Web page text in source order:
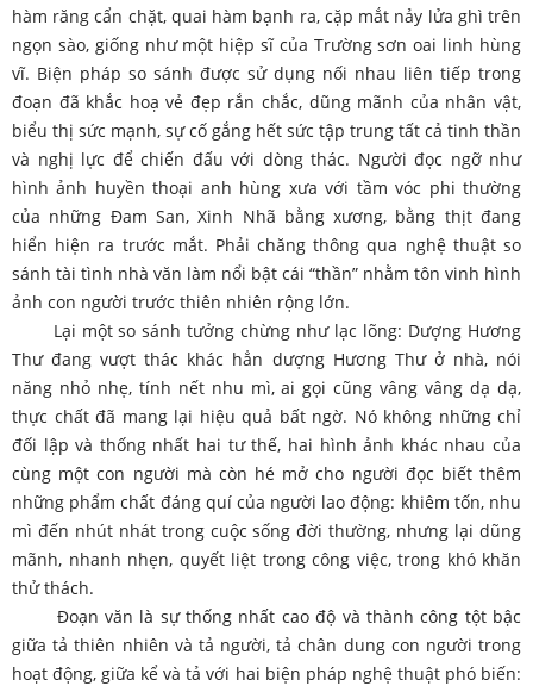
hàm răng cẩn chặt, quai hàm bạnh ra, cặp mắt nảy lửa ghì trên
ngọn sào, giống như một hiệp sĩ của Trường sơn oai linh hùng
vĩ. Biện pháp so sánh được sử dụng nối nhau liên tiếp trong
đoạn đã khắc hoạ vẻ đẹp rắn chắc, dũng mãnh của nhân vật,
biểu thị sức mạnh, sự cố gắng hết sức tập trung tất cả tinh thần
và nghị lực để chiến đấu với dòng thác. Người đọc ngỡ như
hình ảnh huyền thoại anh hùng xưa với tầm vóc phi thường
của những Đam San, Xinh Nhã bằng xương, bằng thịt đang
hiển hiện ra trước mắt. Phải chăng thông qua nghệ thuật so
sánh tài tình nhà văn làm nổi bật cái “thần” nhằm tôn vinh hình
ảnh con người trước thiên nhiên rộng lớn.
Lại một so sánh tưởng chừng như lạc lõng: Dượng Hương
Thư đang vượt thác khác hẳn dượng Hương Thư ở nhà, nói
năng nhỏ nhẹ, tính nết nhu mì, ai gọi cũng vâng vâng dạ dạ,
thực chất đã mang lại hiệu quả bất ngờ. Nó không những chỉ
đối lập và thống nhất hai tư thế, hai hình ảnh khác nhau của
cùng một con người mà còn hé mở cho người đọc biết thêm
những phẩm chất đáng quí của người lao động: khiêm tốn, nhu
mì đến nhút nhát trong cuộc sống đời thường, nhưng lại dũng
mãnh, nhanh nhẹn, quyết liệt trong công việc, trong khó khăn
thử thách.
Đoạn văn là sự thống nhất cao độ và thành công tột bậc
giữa tả thiên nhiên và tả người, tả chân dung con người trong
hoạt động, giữa kể và tả với hai biện pháp nghệ thuật phó biến: